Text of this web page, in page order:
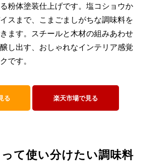
粉体塗装仕上げです。塩コショウか
スまで、こまごましがちな調味料を
ます。スチールと木材の組みあわせ
し出す、おしゃれなインテリア感覚
です。
る 楽天市場で見る
て使い分けたい調味料